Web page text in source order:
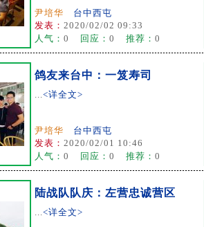
尹培华
台中西屯
发表： 2020/02/02 09:33
人气： 0 回应： 0 推荐： 0
鸽友来台中：一笈寿司
...<详全文>
尹培华
台中西屯
发表： 2020/02/01 10:46
人气： 0 回应： 0 推荐： 0
陆战队队庆：左营忠诚营区
...<详全文>